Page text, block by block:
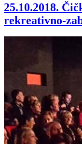
25.10.2018.
rekreativno-